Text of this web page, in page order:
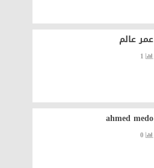
عمر عالم
1
ahmed medo
0